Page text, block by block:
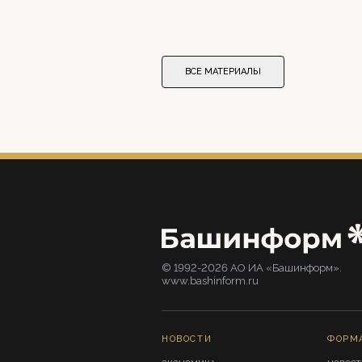
ВСЕ МАТЕРИАЛЫ
© 1992-2026 АО ИА «Башинформ».
www.bashinform.ru
НОВОСТИ